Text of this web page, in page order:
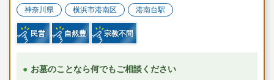
神奈川県 横浜市港南区 港南台駅
民営 自然豊 宗教不問
お墓のことなら何でもご相談ください